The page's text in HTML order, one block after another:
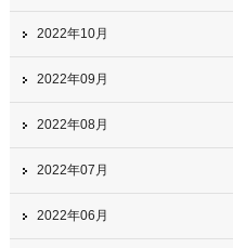
2022年10月
2022年09月
2022年08月
2022年07月
2022年06月